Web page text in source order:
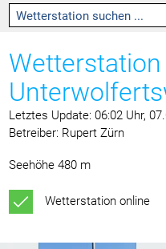
Letztes Update: 06:02 Uhr,
Betreiber: Rupert Zürn
Seehöhe 480 m
Wetterstation online